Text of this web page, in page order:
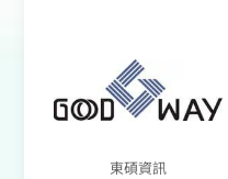
東碩資訊